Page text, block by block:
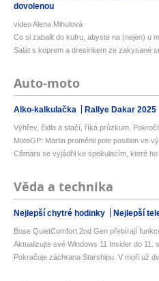
dovolenou
video Alena Mihulová
Co si zabalit do kufru, abyste na (nejen) u
Salát s koprem a dresinkem ze zakysané
Auto-moto
Alko-kalkulačka Rallye Dakar 2025
Výhřev, čidla a stačí, říká průzkum.
MotoGP: Martin proměnil pole position ve
Câmara se vyjádřil ke spekulacím, které
Věda a technika
Nejlepší chytré hodinky Nejlepší
Bose QuietComfort 2nd Gen přebírají
Aktualizujte své Windows 11 Insider do 11.
Pokračuje záchrana Starshipu. V moři už